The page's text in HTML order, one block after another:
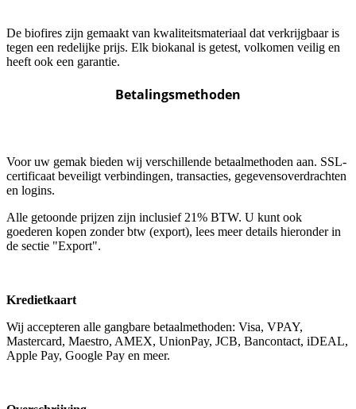
De biofires zijn gemaakt van kwaliteitsmateriaal dat verkrijgbaar is
tegen een redelijke prijs. Elk biokanal is getest, volkomen veilig en
heeft ook een garantie.
Betalingsmethoden
Voor uw gemak bieden wij verschillende betaalmethoden aan. SSL-
certificaat beveiligt verbindingen, transacties, gegevensoverdrachten
en logins.
Alle getoonde prijzen zijn inclusief 21% BTW. U kunt ook
goederen kopen zonder btw (export), lees meer details hieronder in
de sectie "Export".
Kredietkaart
Wij accepteren alle gangbare betaalmethoden: Visa, VPAY,
Mastercard, Maestro, AMEX, UnionPay, JCB, Bancontact, iDEAL,
Apple Pay, Google Pay en meer.